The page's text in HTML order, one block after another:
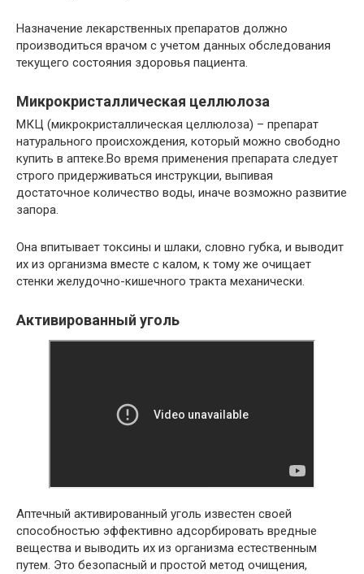
Назначение лекарственных препаратов должно
производиться врачом с учетом данных обследования
текущего состояния здоровья пациента.
Микрокристаллическая целлюлоза
МКЦ (микрокристаллическая целлюлоза) – препарат
натурального происхождения, который можно свободно
купить в аптеке.Во время применения препарата следует
строго придерживаться инструкции, выпивая
достаточное количество воды, иначе возможно развитие
запора.
Она впитывает токсины и шлаки, словно губка, и выводит
их из организма вместе с калом, к тому же очищает
стенки желудочно-кишечного тракта механически.
Активированный уголь
Аптечный активированный уголь известен своей
способностью эффективно адсорбировать вредные
вещества и выводить их из организма естественным
путем. Это безопасный и простой метод очищения,